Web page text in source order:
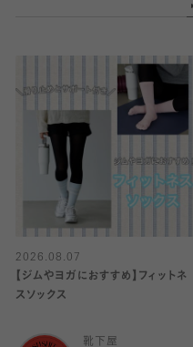
2026.08.07
【ジムやヨガにおすすめ】フィットネ
スソックス
靴下屋